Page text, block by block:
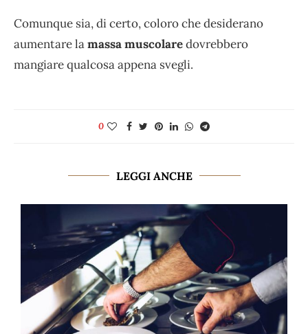
Comunque sia, di certo, coloro che desiderano
aumentare lamassa muscolaredovrebbero
mangiare qualcosa appena svegli.
0
LEGGI ANCHE